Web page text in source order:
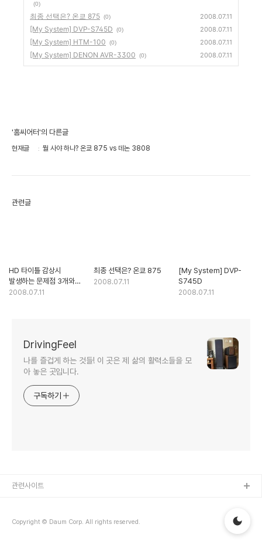
(0)
최종 선택은? 온쿄 875 (0) 2008.07.11
[My System] DVP-S745D (0) 2008.07.11
[My System] HTM-100 (0) 2008.07.11
[My System] DENON AVR-3300 (0) 2008.07.11
'홈씨어터'의 다른글
현재글 뭘 사야 하나? 온쿄 875 vs 데논 3808
관련글
HD 타이틀 감상시
발생하는 문제점 3개와
해결방법
2008.07.11
최종 선택은? 온쿄 875
2008.07.11
[My System] DVP-
S745D
2008.07.11
DrivingFeel
나를 즐겁게 하는 것들! 이 곳은 제 삶의 활력소들을 모
아 놓은 곳입니다.
구독하기
Copyright © Daum Corp. All rights reserved.
관련사이트